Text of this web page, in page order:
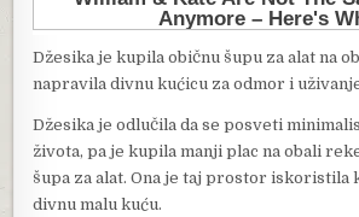
Džesika je kupila običnu šupu za alat na
napravila divnu kućicu za odmor i
Džesika je odlučila da se posveti
života, pa je kupila manji plac na obali
šupa za alat. Ona je taj prostor iskoristila
divnu malu kuću.